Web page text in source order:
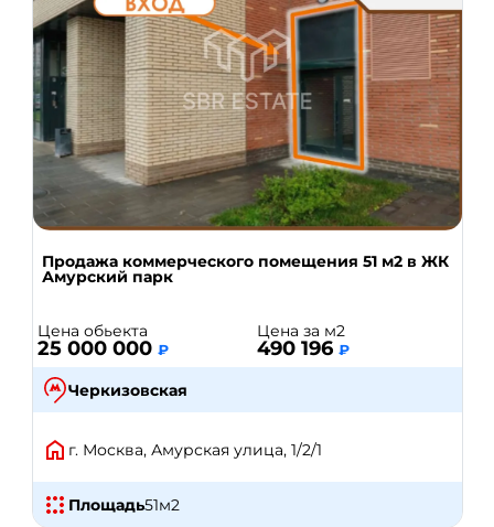
Продажа коммерческого помещения 51 м2 в ЖК
Амурский парк
Цена обьекта
25 000 000 ₽
Цена за м2
490 196 ₽
Черкизовская
г. Москва, Амурская улица, 1/2/1
Площадь51м2